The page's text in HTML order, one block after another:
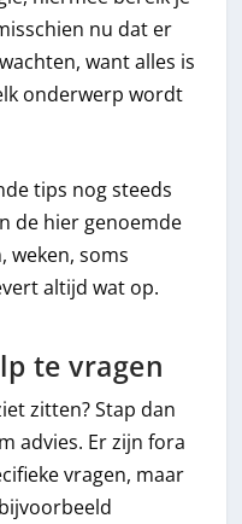
nu dat er
want alles is
onderwerp wordt
tips nog steeds
de hier genoemde
weken, soms
altijd wat op.
te vragen
zitten? Stap dan
advies. Er zijn fora
vragen, maar